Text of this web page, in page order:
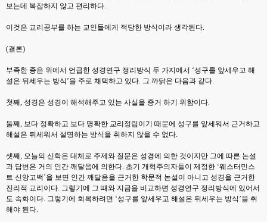
보는데 복잡하지 않고 편리하다.
이것은 교리공부를 하는 교인들에게 적당한 방식이라 생각된다.
(결론)
부족한 종은 위에서 언급한 성경연구 정리방식 두 가지에서 ‘성구를 앞세우고 해
설은 뒤세우는 방식 ’을 주로 채택하고 있다. 그 까닭은 다음과 같다.
첫째, 성경은 성경이 해석해주고 있는 사실을 증거 하기 위함이다.
둘째, 보다 정확하고 보다 명확한 교리정립이기 때문에 성구를 앞세워서 근거하고
해설은 뒤세워서 설명하는 방식을 취하지 않을 수 없다.
셋째, 오늘의 신학은 대체로 주제와 질문은 성경에 의한 것이지만 그에 따른 논설
과 답변은 거의 인간 깨달음에 의한다. 초기 개혁주의자들이 제정한 ‘웨스터민스
트 신앙고백’을 보면 인간 깨달음을 근거한 학문적 논설이 아니고 성경을 근거한
진리적 교리이다. 그렇기에 그 때와 지금을 비교하면 성경연구 정리방식에 있어서
도 속화이다. 그렇기에 회복하려면 ‘성구를 앞세우고 해설은 뒤세우는 방식 ’을 취
해야 된다.